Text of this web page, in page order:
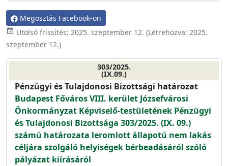
Megosztás Facebook-on
event_available Utolsó frissítés: 2025. szeptember 12. (Létrehozva: 2025.
szeptember 12.)
303/2025.
(IX.09.)
Pénzügyi és Tulajdonosi Bizottsági határozat
Budapest Főváros VIII. kerület Józsefvárosi
Önkormányzat Képviselő-testületének Pénzügyi
és Tulajdonosi Bizottsága 303/2025. (IX. 09.)
számú határozata leromlott állapotú nem lakás
céljára szolgáló helyiségek bérbeadásáról szóló
pályázat kiírásáról